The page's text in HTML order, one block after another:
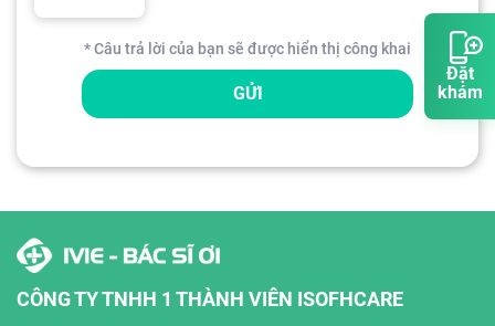
Đặt
khám
* Câu trả lời của bạn sẽ được hiển thị công khai
GỬI
CÔNG TY TNHH 1 THÀNH VIÊN ISOFHCARE